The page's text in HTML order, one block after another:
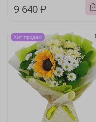
9 640 ₽
Хит продаж